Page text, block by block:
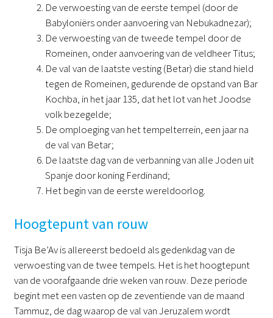
De verwoesting van de eerste tempel (door de
Babyloniërs onder aanvoering van Nebukadnezar);
De verwoesting van de tweede tempel door de
Romeinen, onder aanvoering van de veldheer Titus;
De val van de laatste vesting (Betar) die stand hield
tegen de Romeinen, gedurende de opstand van Bar
Kochba, in het jaar 135, dat het lot van het Joodse
volk bezegelde;
De omploeging van het tempelterrein, een jaar na
de val van Betar;
De laatste dag van de verbanning van alle Joden uit
Spanje door koning Ferdinand;
Het begin van de eerste wereldoorlog.
Hoogtepunt van rouw
Tisja Be’Av is allereerst bedoeld als gedenkdag van de
verwoesting van de twee tempels. Het is het hoogtepunt
van de voorafgaande drie weken van rouw. Deze periode
begint met een vasten op de zeventiende van de maand
Tammuz, de dag waarop de val van Jeruzalem wordt